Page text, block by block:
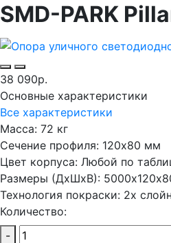
SMD-PARK
38 090р.
Основные характеристики
Все характеристики
Масса: 72 кг
Сечение профиля: 120х80 мм
Цвет корпуса: Любой по
Размеры (ДхШхВ):
Технология покраски: 2х
Количество:
-